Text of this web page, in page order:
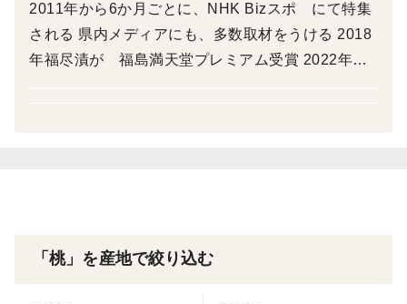
【お届けについて】
・予約商品（8月中旬頃〜発送）
・日時指定不可（食べ頃で順次発送）
2011年から6か月ごとに、NHK Bizスポ にて特集
される 県内メディアにも、多数取材をうける 2018
年福尽漬が 福島満天堂プレミアム受賞 2022年
「桃」を産地で絞り込む